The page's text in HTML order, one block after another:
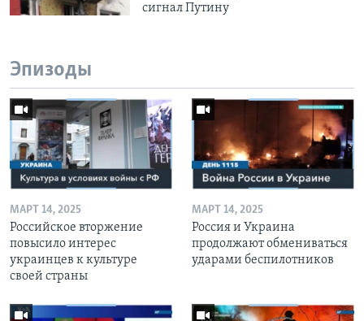
сигнал Путину
Эпизоды
МАРТ 14, 2025
Российское вторжение
повысило интерес
украинцев к культуре
своей страны
МАРТ 14, 2025
Россия и Украина
продолжают обмениваться
ударами беспилотников